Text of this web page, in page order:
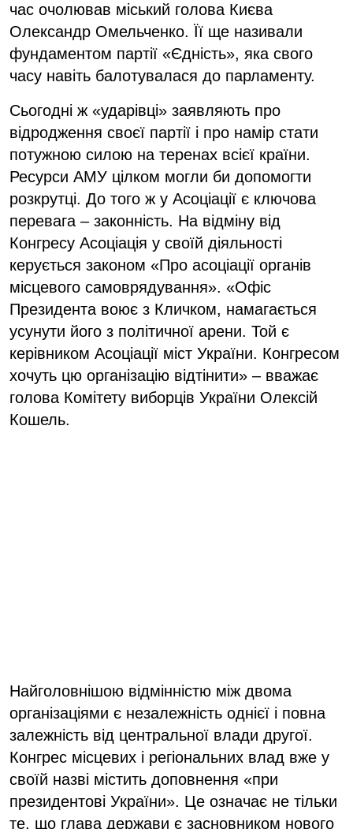
час очолював міський голова Києва
Олександр Омельченко. Її ще називали
фундаментом партії «Єдність», яка свого
часу навіть балотувалася до парламенту.
Сьогодні ж «ударівці» заявляють про
відродження своєї партії і про намір стати
потужною силою на теренах всієї країни.
Ресурси АМУ цілком могли би допомогти
розкрутці. До того ж у Асоціації є ключова
перевага – законність. На відміну від
Конгресу Асоціація у своїй діяльності
керується законом «Про асоціації органів
місцевого самоврядування». «Офіс
Президента воює з Кличком, намагається
усунути його з політичної арени. Той є
керівником Асоціації міст України. Конгресом
хочуть цю організацію відтінити» – вважає
голова Комітету виборців України Олексій
Кошель.
Найголовнішою відмінністю між двома
організаціями є незалежність однієї і повна
залежність від центральної влади другої.
Конгрес місцевих і регіональних влад вже у
своїй назві містить доповнення «при
президентові України». Це означає не тільки
те, що глава держави є засновником нового